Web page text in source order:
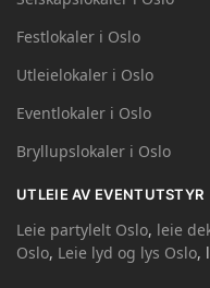
Festlokaler i Oslo
Utleielokaler i Oslo
Eventlokaler i Oslo
Bryllupslokaler i Oslo
UTLEIE AV EVENTUTSTYR
Leie partylelt Oslo, leie
Oslo, Leie lyd og lys Oslo,